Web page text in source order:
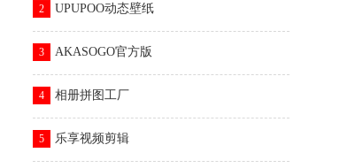
2 UPUPOO动态壁纸
3 AKASOGO官方版
4 相册拼图工厂
5 乐享视频剪辑